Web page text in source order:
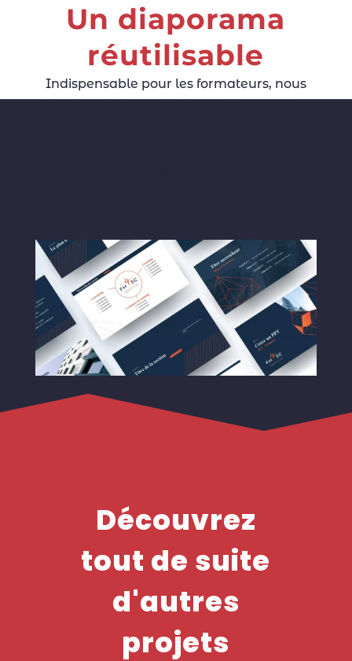
Un diaporama
réutilisable
Indispensable pour les formateurs, nous
Découvrez
tout de suite
d'autres
projets